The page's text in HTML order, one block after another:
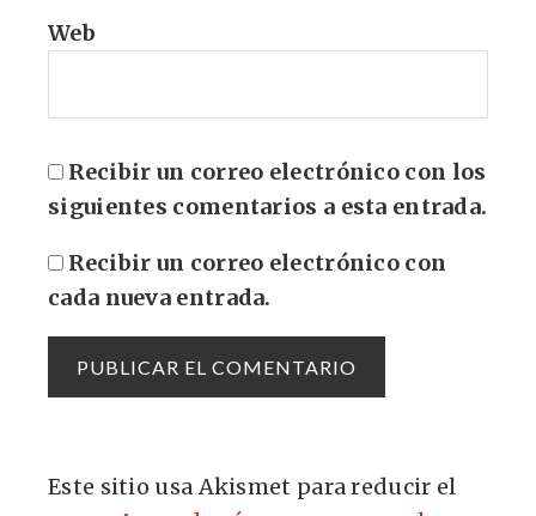
Web
Recibir un correo electrónico con los
siguientes comentarios a esta entrada.
Recibir un correo electrónico con
cada nueva entrada.
Este sitio usa Akismet para reducir el